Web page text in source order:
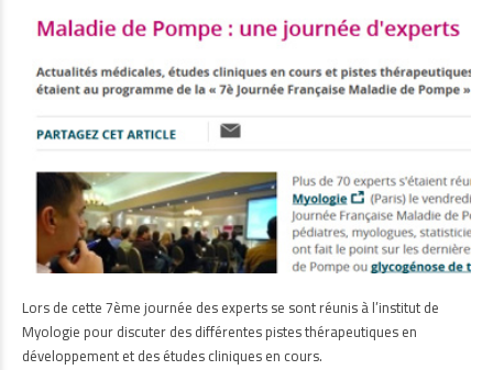
Lors de cette 7ème journée des experts se sont réunis à l’institut de
Myologie pour discuter des différentes pistes thérapeutiques en
développement et des études cliniques en cours.